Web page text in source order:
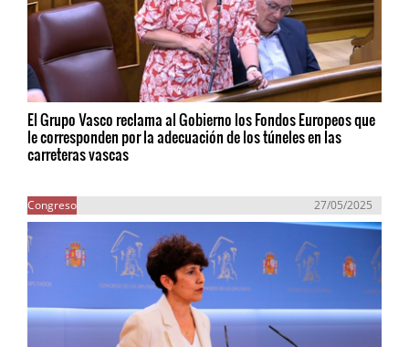
El Grupo Vasco reclama al Gobierno los Fondos Europeos que
le corresponden por la adecuación de los túneles en las
carreteras vascas
Congreso 27/05/2025